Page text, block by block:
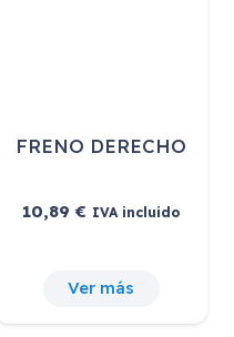
RCR328-43
Ver más